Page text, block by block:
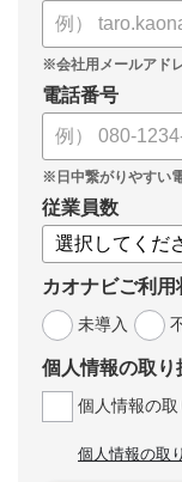
電話番号
従業員数
カオナビご利用
未導入
個人情報の取り
個人情報の取
個人情報の取